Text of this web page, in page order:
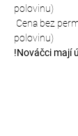
polovinu)
polovinu)
!Nováčci mají